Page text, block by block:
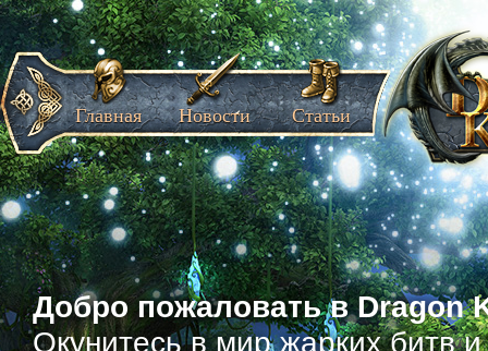
Добро пожаловать в Dragon
Окунитесь в мир жарких битв
Главная Новости Статьи